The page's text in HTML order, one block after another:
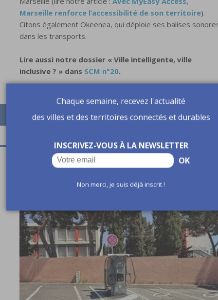
Marseille renforce l’accessibilité de son territoire).
Citons également Okeenea, qui déploie ses balises
dans les transports.
Lire aussi notre dossier « Ville intelligente, ville
inclusive ? » dans SCM n°20.
A lire aussi
Chaque semaine, recevez l'actualité
des villes et des territoires connectés et durables
INSCRIVEZ-VOUS À LA NEWSLETTER
OK
Non merci, je suis déjà inscrit !